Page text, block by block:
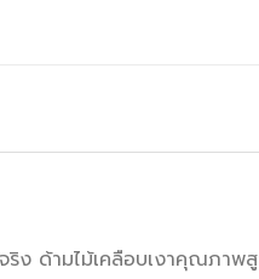
ง ด้ามไม้เคลือบเงาคุณภาพ